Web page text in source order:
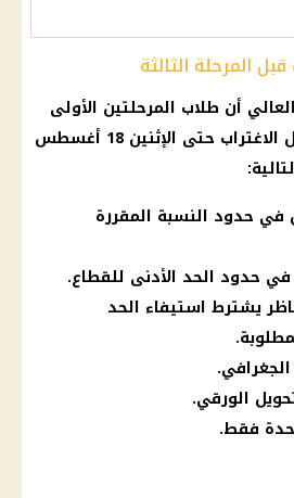
المرحلة الثالثة
أن طلاب المرحلتين الأولى
الاغتراب حتى الإثنين 18
أغسطس
في حدود النسبة المقررة
في حدود الحد الأدنى للقطاع.
يشترط استيفاء الحد
الجغرافي.
الورقي.
فقط.